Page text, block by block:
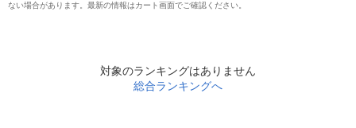
ない場合があります。最新の情報はカート画面でご確認ください。
対象のランキングはありません
総合ランキングへ